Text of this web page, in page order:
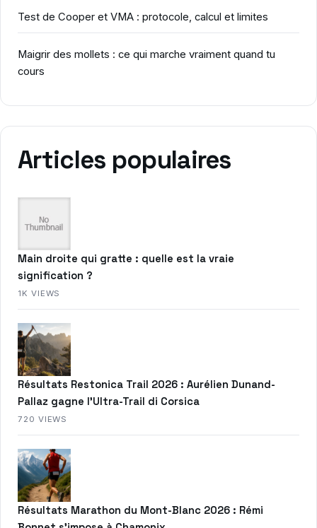
Test de Cooper et VMA : protocole, calcul et limites
Maigrir des mollets : ce qui marche vraiment quand tu
cours
Articles populaires
Main droite qui gratte : quelle est la vraie
signification ?
1K VIEWS
Résultats Restonica Trail 2026 : Aurélien Dunand-
Pallaz gagne l’Ultra-Trail di Corsica
720 VIEWS
Résultats Marathon du Mont-Blanc 2026 : Rémi